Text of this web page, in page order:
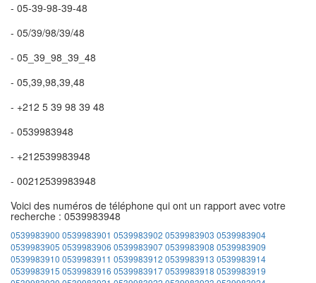
- 05-39-98-39-48
- 05/39/98/39/48
- 05_39_98_39_48
- 05,39,98,39,48
- +212 5 39 98 39 48
- 0539983948
- +212539983948
- 00212539983948
Voici des numéros de téléphone qui ont un rapport avec votre
recherche : 0539983948
0539983900 0539983901 0539983902 0539983903 0539983904
0539983905 0539983906 05399839070539983908 0539983909
0539983910 0539983911 0539983912 0539983913 0539983914
0539983915 0539983916 05399839170539983918 0539983919